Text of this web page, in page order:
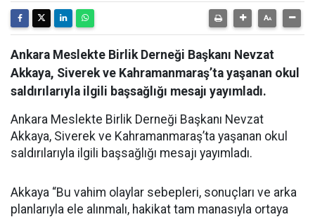
Ankara Meslekte Birlik Derneği Başkanı Nevzat
Akkaya, Siverek ve Kahramanmaraş’ta yaşanan okul
saldırılarıyla ilgili başsağlığı mesajı yayımladı.
Ankara Meslekte Birlik Derneği Başkanı Nevzat
Akkaya, Siverek ve Kahramanmaraş’ta yaşanan okul
saldırılarıyla ilgili başsağlığı mesajı yayımladı.
Akkaya “Bu vahim olaylar sebepleri, sonuçları ve arka
planlarıyla ele alınmalı, hakikat tam manasıyla ortaya